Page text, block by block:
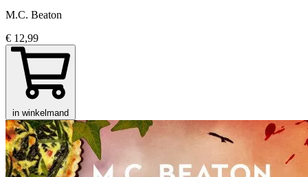
M.C. Beaton
€ 12,99
in winkelmand